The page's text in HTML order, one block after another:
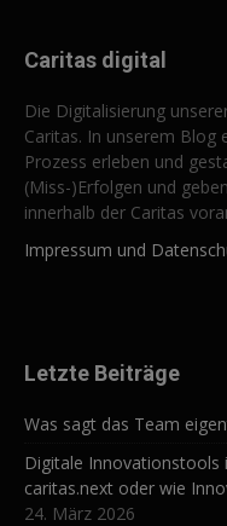
Caritas digital
Die Digitalisierung
Caritas. In unserem Blog
Prozess erleben und
(Miss-)Erfolgen und
innerhalb der Caritas
Impressum und
Letzte Beiträge
Was sagt das Team
Digitale
caritas.next oder wie
24. März 2026